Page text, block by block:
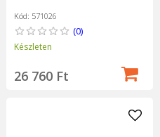
Kód: 571026
(0)
Készleten
26 760 Ft